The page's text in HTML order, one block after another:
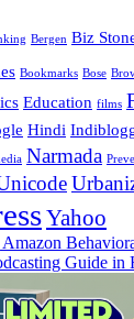
Bergen Biz
Bookmarks Bose
Education films
Hindi
Narmada
Yahoo